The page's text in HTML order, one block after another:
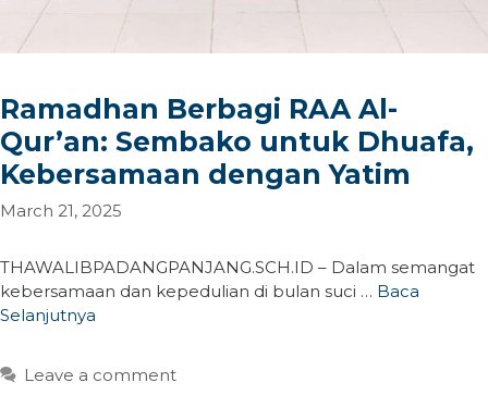
Ramadhan Berbagi RAA Al-
Qur’an: Sembako untuk Dhuafa,
Kebersamaan dengan Yatim
March 21, 2025
THAWALIBPADANGPANJANG.SCH.ID – Dalam semangat
kebersamaan dan kepedulian di bulan suci … Baca
Selanjutnya
Leave a comment